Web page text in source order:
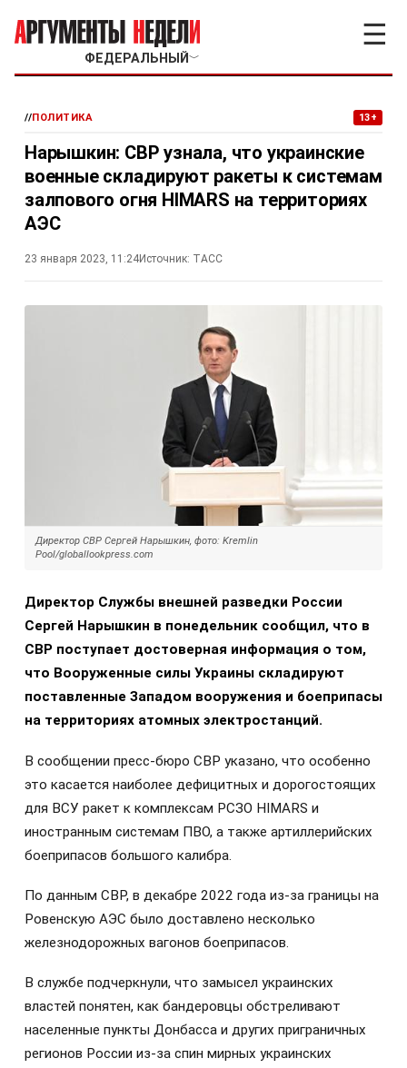
ФЕДЕРАЛЬНЫЙ ﹀
☰
//ПОЛИТИКА 13+
Нарышкин: СВР узнала, что украинские
военные складируют ракеты к системам
залпового огня HIMARS на территориях
АЭС
23 января 2023, 11:24Источник: ТАСС
Директор СВР Сергей Нарышкин, фото: Kremlin
Pool/globallookpress.com
Директор Службы внешней разведки России
Сергей Нарышкин в понедельник сообщил, что в
СВР поступает достоверная информация о том,
что Вооруженные силы Украины складируют
поставленные Западом вооружения и боеприпасы
на территориях атомных электростанций.
В сообщении пресс-бюро СВР указано, что особенно
это касается наиболее дефицитных и дорогостоящих
для ВСУ ракет к комплексам РСЗО HIMARS и
иностранным системам ПВО, а также артиллерийских
боеприпасов большого калибра.
По данным СВР, в декабре 2022 года из-за границы на
Ровенскую АЭС было доставлено несколько
железнодорожных вагонов боеприпасов.
В службе подчеркнули, что замысел украинских
властей понятен, как бандеровцы обстреливают
населенные пункты Донбасса и других приграничных
регионов России из-за спин мирных украинских